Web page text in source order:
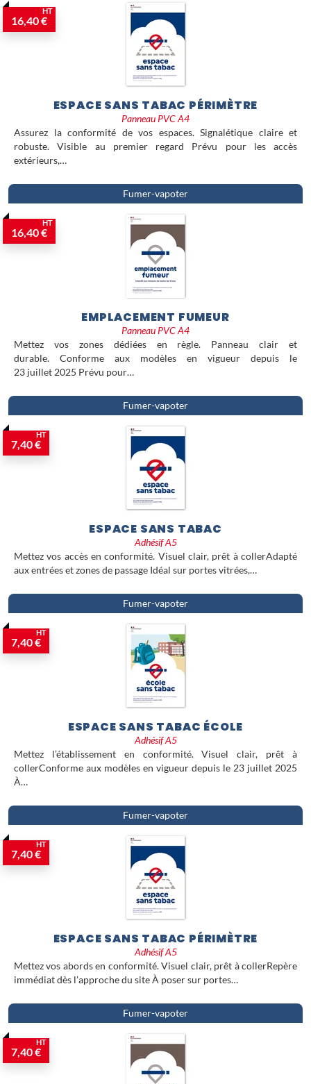
16,40 €
HT
ESPACE SANS TABAC PÉRIMÈTRE
Panneau PVC A4
Assurez la conformité de vos espaces. Signalétique claire et
robuste. Visible au premier regard Prévu pour les accès
extérieurs,…
Fumer-vapoter
16,40 €
HT
EMPLACEMENT FUMEUR
Panneau PVC A4
Mettez vos zones dédiées en règle. Panneau clair et
durable. Conforme aux modèles en vigueur depuis le
23 juillet 2025 Prévu pour…
Fumer-vapoter
7,40 €
HT
ESPACE SANS TABAC
Adhésif A5
Mettez vos accès en conformité. Visuel clair, prêt à collerAdapté
aux entrées et zones de passage Idéal sur portes vitrées,…
Fumer-vapoter
7,40 €
HT
ESPACE SANS TABAC ÉCOLE
Adhésif A5
Mettez l’établissement en conformité. Visuel clair, prêt à
collerConforme aux modèles en vigueur depuis le 23 juillet 2025
À…
Fumer-vapoter
7,40 €
HT
ESPACE SANS TABAC PÉRIMÈTRE
Adhésif A5
Mettez vos abords en conformité. Visuel clair, prêt à collerRepère
immédiat dès l’approche du site À poser sur portes…
Fumer-vapoter
7,40 €
HT